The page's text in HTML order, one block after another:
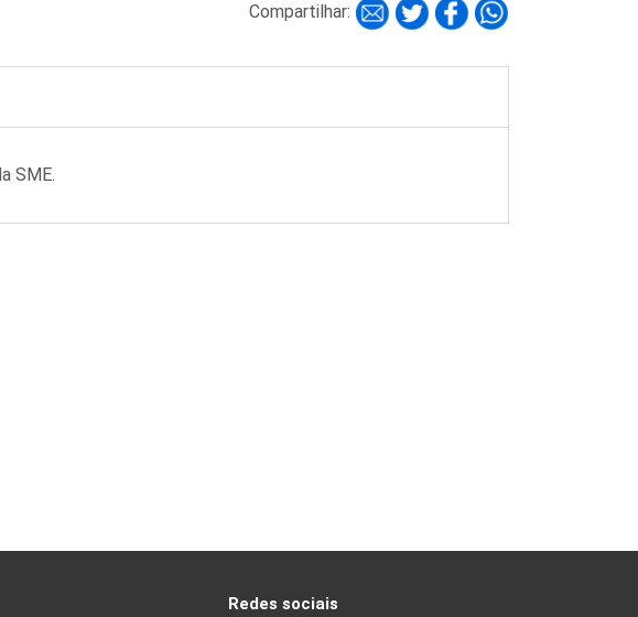
Compartilhar:
SME.
Redes sociais